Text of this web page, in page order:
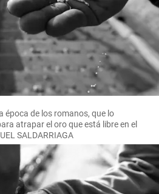
época de los romanos, que lo
atrapar el oro que está libre en el
SALDARRIAGA